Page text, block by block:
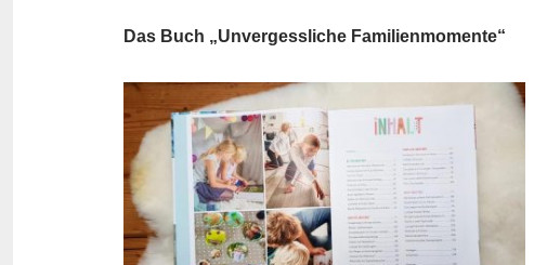
Das Buch „Unvergessliche Familienmomente“